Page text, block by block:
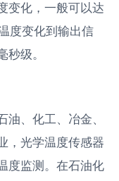
变化，一般可以达
度变化到输出信
级。
、化工、冶金、
，光学温度传感器
度监测。在石油化